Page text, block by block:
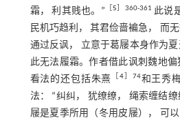
霜， 利其贱也。” ［5 ］360-361 此说
民机巧趋利， 其君俭啬褊急， 而
通过反讽， 立意于葛屦本身作为
此无法履霜。作者借此讽刺魏地
看法的还包括朱熹
［4 ］74和王秀
法： “纠纠， 犹缭缭， 绳索缠结
屦是夏季所用（冬用皮屦）， 可